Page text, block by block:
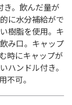
。飲んだ量が
に水分補給がで
樹脂を使用。キ
み口。キャップ
時にキャップが
ハンドル付き。
不可。